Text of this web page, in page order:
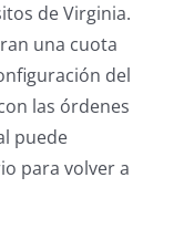
de Virginia.
una cuota
del
las órdenes
puede
para volver a